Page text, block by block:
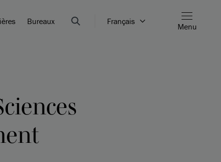
Bureaux Français
Menu